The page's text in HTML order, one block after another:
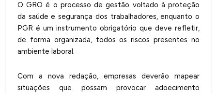
O GRO é o processo de gestão voltado à proteção
da saúde e segurança dos trabalhadores, enquanto o
PGR é um instrumento obrigatório que deve refletir,
de forma organizada, todos os riscos presentes no
ambiente laboral.
Com a nova redação, empresas deverão mapear
situações que possam provocar adoecimento